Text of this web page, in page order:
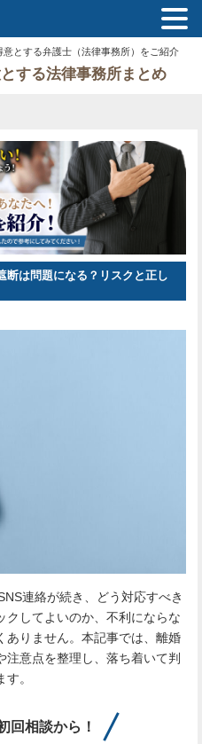
とする弁護士（法律事務所）をご紹介
する法律事務所まとめ
断は問題になる？リスクと正し
連絡が続き、どう対応すべき
クしてよいのか、不利にならな
ありません。本記事では、離婚
意点を整理し、落ち着いて判
。
回相談から！